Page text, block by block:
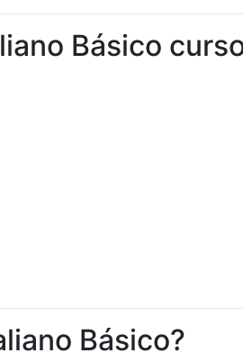
Básico
Básico?